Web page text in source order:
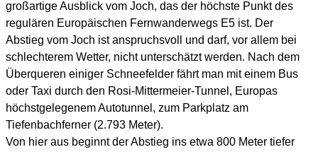
großartige Ausblick vom Joch, das der höchste Punkt des
regulären Europäischen Fernwanderwegs E5 ist. Der
Abstieg vom Joch ist anspruchsvoll und darf, vor allem bei
schlechterem Wetter, nicht unterschätzt werden. Nach dem
Überqueren einiger Schneefelder fährt man mit einem Bus
oder Taxi durch den Rosi-Mittermeier-Tunnel, Europas
höchstgelegenem Autotunnel, zum Parkplatz am
Tiefenbachferner (2.793 Meter).
Von hier aus beginnt der Abstieg ins etwa 800 Meter tiefer